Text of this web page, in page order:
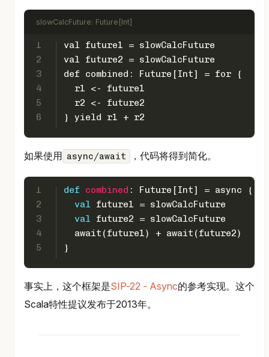
slowCalcFuture: Future[Int]
1
2
3
4
5
6
val future1 = slowCalcFuture
val future2 = slowCalcFuture
def combined: Future[Int] = for {
  r1 <- future1
  r2 <- future2
} yield r1 + r2
如果使用 async/await ，代码将得到简化。
1
2
3
4
5
def combined : Future [Int] = async {
val future1 = slowCalcFuture
val future2 = slowCalcFuture
  await(future1) + await(future2)
}
事实上，这个框架是SIP-22 - Async的参考实现。这个
Scala特性提议发布于2013年。